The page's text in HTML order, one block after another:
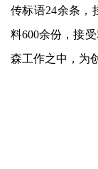
传标语24余条，
料600余份，接
森工作之中，为